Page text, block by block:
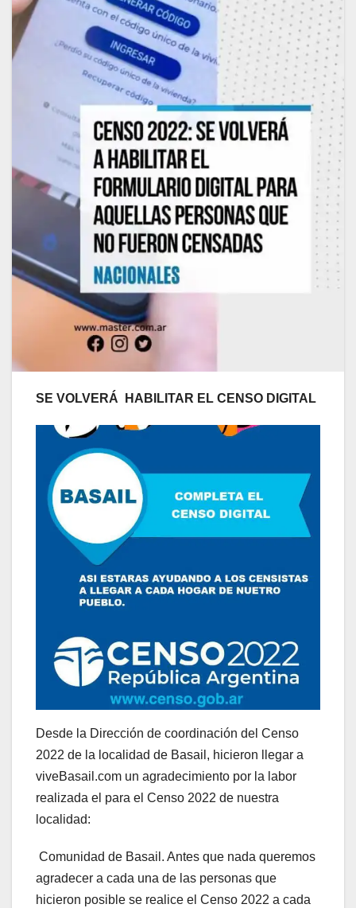
SE VOLVERÁ HABILITAR EL CENSO DIGITAL
Desde la Dirección de coordinación del Censo
2022 de la localidad de Basail, hicieron llegar a
viveBasail.com un agradecimiento por la labor
realizada el para el Censo 2022 de nuestra
localidad:
Comunidad de Basail. Antes que nada queremos
agradecer a cada una de las personas que
hicieron posible se realice el Censo 2022 a cada